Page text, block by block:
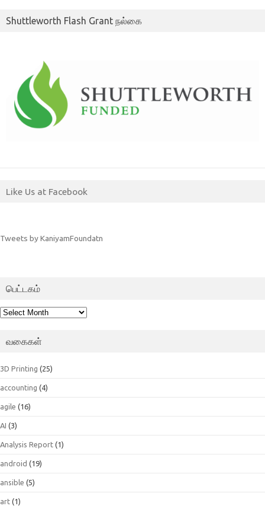
Shuttleworth Flash Grant நல்கை
Like Us at Facebook
Tweets by KaniyamFoundatn
பெட்டகம்
பெட்டகம்
வகைகள்
3D Printing (25)
accounting (4)
agile (16)
AI (3)
Analysis Report (1)
android (19)
ansible (5)
art (1)